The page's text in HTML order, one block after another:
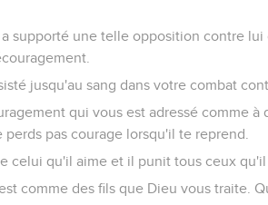
supporté une telle opposition contre lui
jusqu'au sang dans votre combat
qui vous est adressé comme à
pas courage lorsqu'il te reprend.
celui qu'il aime et il punit tous ceux qu'il
comme des fils que Dieu vous traite.